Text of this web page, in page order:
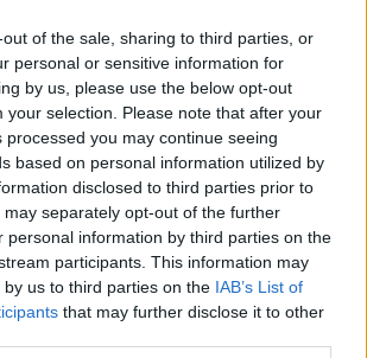
of the sale, sharing to third parties, or
personal or sensitive information for
by us, please use the below opt-out
your selection. Please note that after your
processed you may continue seeing
based on personal information utilized by
disclosed to third parties prior to
separately opt-out of the further
personal information by third parties on the
participants. This information may
us to third parties on the IAB’s List of
that may further disclose it to other